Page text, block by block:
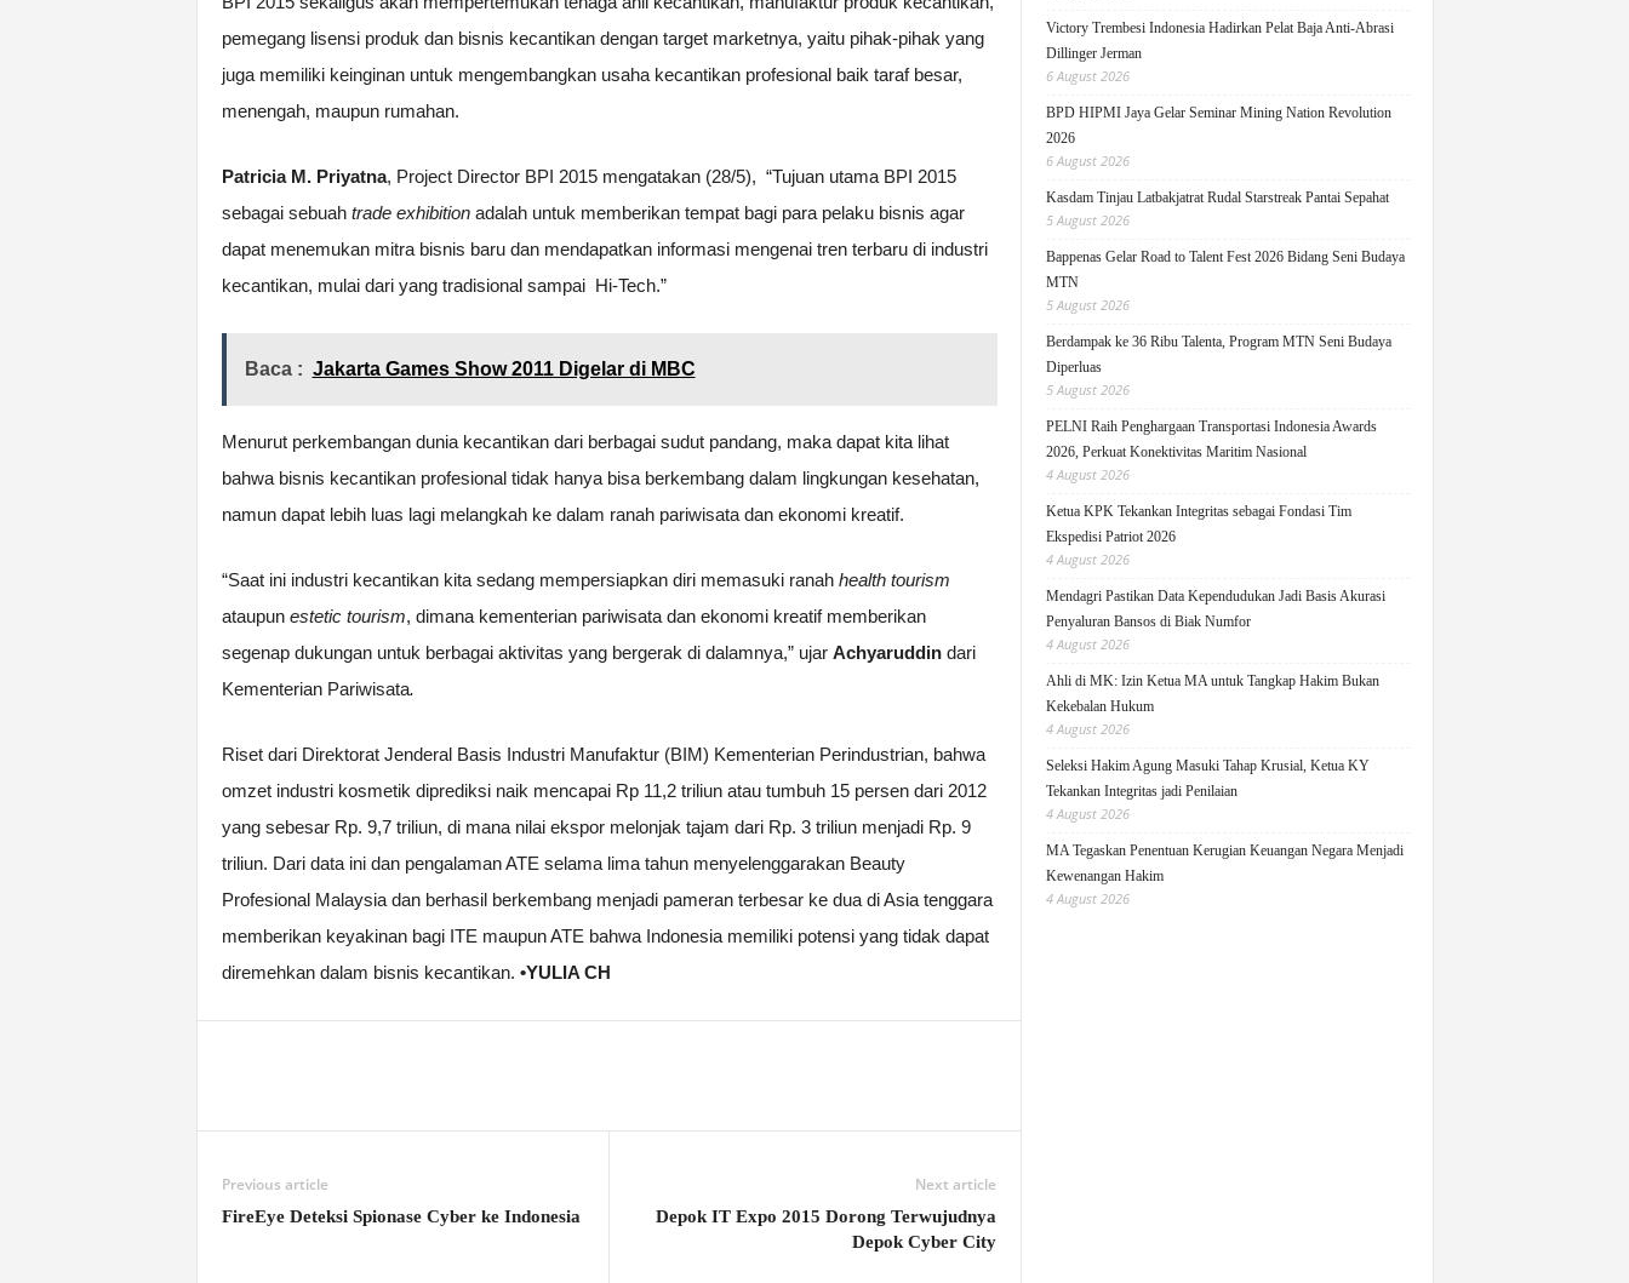
pemegang lisensi produk dan bisnis kecantikan dengan target marketnya, yaitu pihak-pihak yang
juga memiliki keinginan untuk mengembangkan usaha kecantikan profesional baik taraf besar,
menengah, maupun rumahan.
Patricia M. Priyatna, Project Director BPI 2015 mengatakan (28/5), “Tujuan utama BPI 2015
sebagai sebuah trade exhibition adalah untuk memberikan tempat bagi para pelaku bisnis agar
dapat menemukan mitra bisnis baru dan mendapatkan informasi mengenai tren terbaru di industri
kecantikan, mulai dari yang tradisional sampai Hi-Tech.”
Baca : Jakarta Games Show 2011 Digelar di MBC
Menurut perkembangan dunia kecantikan dari berbagai sudut pandang, maka dapat kita lihat
bahwa bisnis kecantikan profesional tidak hanya bisa berkembang dalam lingkungan kesehatan,
namun dapat lebih luas lagi melangkah ke dalam ranah pariwisata dan ekonomi kreatif.
“Saat ini industri kecantikan kita sedang mempersiapkan diri memasuki ranah health tourism
ataupun estetic tourism, dimana kementerian pariwisata dan ekonomi kreatif memberikan
segenap dukungan untuk berbagai aktivitas yang bergerak di dalamnya,” ujar Achyaruddin dari
Kementerian Pariwisata.
Riset dari Direktorat Jenderal Basis Industri Manufaktur (BIM) Kementerian Perindustrian, bahwa
omzet industri kosmetik diprediksi naik mencapai Rp 11,2 triliun atau tumbuh 15 persen dari 2012
yang sebesar Rp. 9,7 triliun, di mana nilai ekspor melonjak tajam dari Rp. 3 triliun menjadi Rp. 9
triliun. Dari data ini dan pengalaman ATE selama lima tahun menyelenggarakan Beauty
Profesional Malaysia dan berhasil berkembang menjadi pameran terbesar ke dua di Asia tenggara
memberikan keyakinan bagi ITE maupun ATE bahwa Indonesia memiliki potensi yang tidak dapat
diremehkan dalam bisnis kecantikan. •YULIA CH
Previous article
FireEye Deteksi Spionase Cyber ke Indonesia
Next article
Depok IT Expo 2015 Dorong Terwujudnya
Depok Cyber City
Victory Trembesi Indonesia Hadirkan Pelat Baja Anti-Abrasi
Dillinger Jerman
6 August 2026
BPD HIPMI Jaya Gelar Seminar Mining Nation Revolution
2026
6 August 2026
Kasdam Tinjau Latbakjatrat Rudal Starstreak Pantai Sepahat
5 August 2026
Bappenas Gelar Road to Talent Fest 2026 Bidang Seni Budaya
MTN
5 August 2026
Berdampak ke 36 Ribu Talenta, Program MTN Seni Budaya
Diperluas
5 August 2026
PELNI Raih Penghargaan Transportasi Indonesia Awards
2026, Perkuat Konektivitas Maritim Nasional
4 August 2026
Ketua KPK Tekankan Integritas sebagai Fondasi Tim
Ekspedisi Patriot 2026
4 August 2026
Mendagri Pastikan Data Kependudukan Jadi Basis Akurasi
Penyaluran Bansos di Biak Numfor
4 August 2026
Ahli di MK: Izin Ketua MA untuk Tangkap Hakim Bukan
Kekebalan Hukum
4 August 2026
Seleksi Hakim Agung Masuki Tahap Krusial, Ketua KY
Tekankan Integritas jadi Penilaian
4 August 2026
MA Tegaskan Penentuan Kerugian Keuangan Negara Menjadi
Kewenangan Hakim
4 August 2026